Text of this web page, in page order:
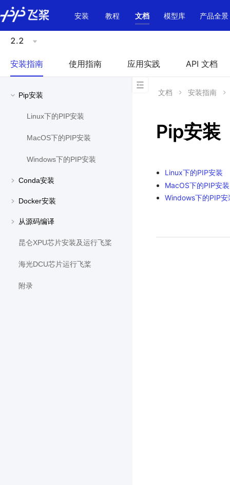
\u200E
安装
教程 文档 模型库 产品全景
2.2
安装指南 使用指南 应用实践 API 文档
Pip安装
Linux下的PIP安装
MacOS下的PIP安装
Windows下的PIP安装
Conda安装
Docker安装
从源码编译
昆仑XPU芯片安装及运行飞桨
海光DCU芯片运行飞桨
附录
文档 安装指南
Pip安装
Linux下的PIP安装
MacOS下的PIP安装
Windows下的PIP安